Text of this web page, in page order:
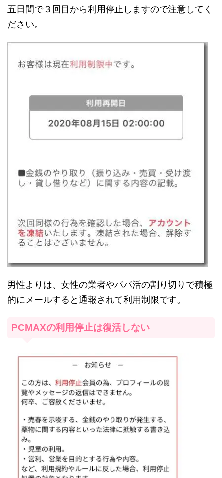
五日間で３回目から利用停止しますので注意してく
ださい。
男性よりは、女性の業者やパパ活の割り切りで積極
的にメールすると通報されて利用制限です。
PCMAXの利用停止は復活しない